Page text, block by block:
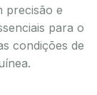
precisão e
para o
condições de